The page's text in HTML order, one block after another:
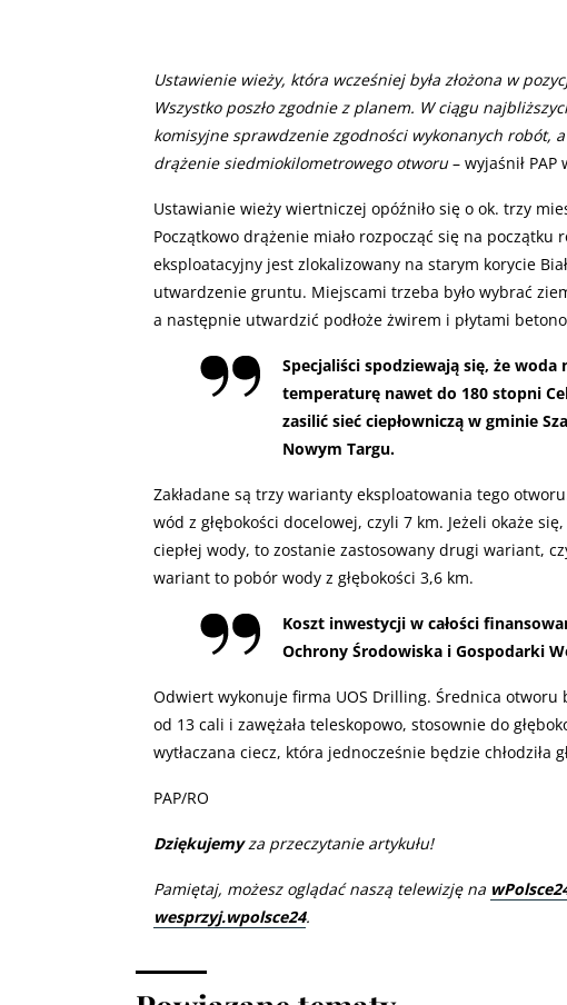
Ustawienie wieży, która wcześniej była złożona w
Wszystko poszło zgodnie z planem. W ciągu
komisyjne sprawdzenie zgodności wykonanych robót,
drążenie siedmiokilometrowego otworu– wyjaśnił PAP
Ustawianie wieży wiertniczej opóźniło się o ok. trzy
Początkowo drążenie miało rozpocząć się na początku
eksploatacyjny jest zlokalizowany na starym korycie
utwardzenie gruntu. Miejscami trzeba było wybrać
a następnie utwardzić podłoże żwirem i płytami
Specjaliści spodziewają się, że woda
temperaturę nawet do 180 stopni
zasilić sieć ciepłowniczą w gminie
Nowym Targu.
Zakładane są trzy warianty eksploatowania tego
wód z głębokości docelowej, czyli 7 km. Jeżeli okaże
ciepłej wody, to zostanie zastosowany drugi wariant,
wariant to pobór wody z głębokości 3,6 km.
Koszt inwestycji w całości
Ochrony Środowiska i Gospodarki
Odwiert wykonuje firma UOS Drilling. Średnica otworu
od 13 cali i zawężała teleskopowo, stosownie do
wytłaczana ciecz, która jednocześnie będzie chłodziła
PAP/RO
Dziękujemyza przeczytanie artykułu!
Pamiętaj, możesz oglądać naszą telewizję na
wesprzyj.wpolsce24.